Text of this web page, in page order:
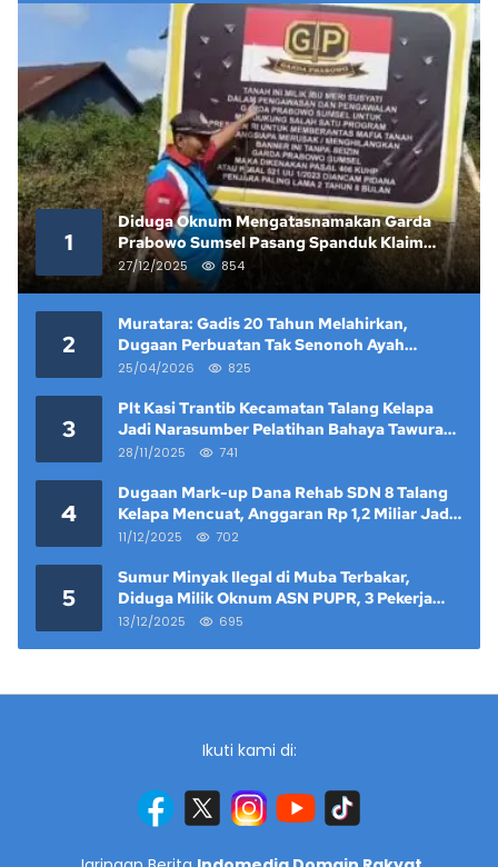
1
Diduga Oknum Mengatasnamakan Garda
Prabowo Sumsel Pasang Spanduk Klaim
Lahan yang Telah Diputus Pengadilan
27/12/2025 854
2
Muratara: Gadis 20 Tahun Melahirkan,
Dugaan Perbuatan Tak Senonoh Ayah
Kandung Mencuat
25/04/2026 825
3
Plt Kasi Trantib Kecamatan Talang Kelapa
Jadi Narasumber Pelatihan Bahaya Tawuran
dan Narkoba di Keramat Raya
28/11/2025 741
4
Dugaan Mark-up Dana Rehab SDN 8 Talang
Kelapa Mencuat, Anggaran Rp 1,2 Miliar Jadi
Sorotan
11/12/2025 702
5
Sumur Minyak Ilegal di Muba Terbakar,
Diduga Milik Oknum ASN PUPR, 3 Pekerja
Tewas
13/12/2025 695
Ikuti kami di: